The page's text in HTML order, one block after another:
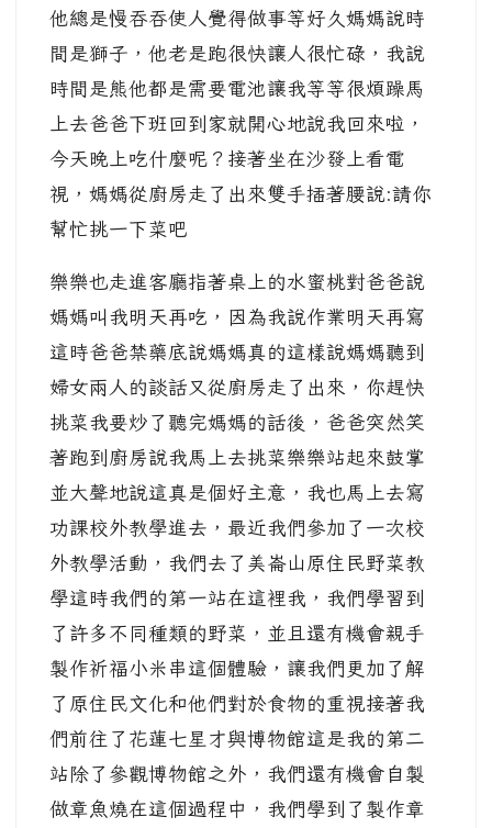
他總是慢吞吞使人覺得做事等好久媽媽說時
間是獅子，他老是跑很快讓人很忙碌，我說
時間是熊他都是需要電池讓我等等很煩躁馬
上去爸爸下班回到家就開心地說我回來啦，
今天晚上吃什麼呢？接著坐在沙發上看電
視，媽媽從廚房走了出來雙手插著腰說:請你
幫忙挑一下菜吧
樂樂也走進客廳指著桌上的水蜜桃對爸爸說
媽媽叫我明天再吃，因為我說作業明天再寫
這時爸爸禁藥底說媽媽真的這樣說媽媽聽到
婦女兩人的談話又從廚房走了出來，你趕快
挑菜我要炒了聽完媽媽的話後，爸爸突然笑
著跑到廚房說我馬上去挑菜樂樂站起來鼓掌
並大聲地說這真是個好主意，我也馬上去寫
功課校外教學進去，最近我們參加了一次校
外教學活動，我們去了美崙山原住民野菜教
學這時我們的第一站在這裡我，我們學習到
了許多不同種類的野菜，並且還有機會親手
製作祈福小米串這個體驗，讓我們更加了解
了原住民文化和他們對於食物的重視接著我
們前往了花蓮七星才與博物館這是我的第二
站除了參觀博物館之外，我們還有機會自製
做章魚燒在這個過程中，我們學到了製作章